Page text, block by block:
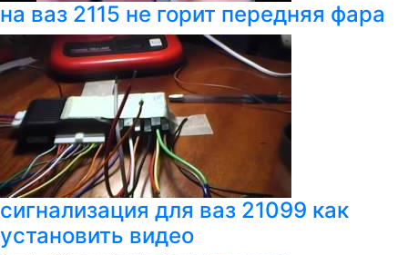
на ваз 2115 не горит передняя фара
сигнализация для ваз 21099 как
установить видео